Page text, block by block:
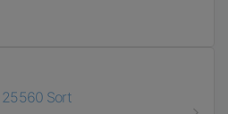
25560 Sort